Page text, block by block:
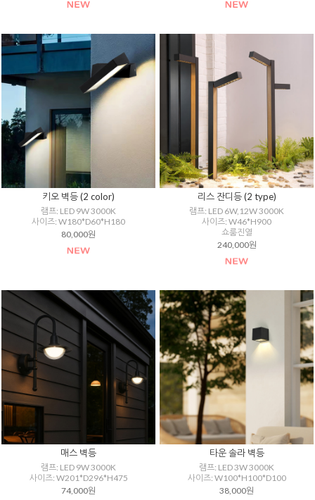
키오 벽등 (2 color)
램프: LED 9W 3000K
사이즈: W180*D60*H180
80,000원
리스 잔디등 (2 type)
램프: LED 6W,12W 3000K
사이즈: W46*H900
쇼룸진열
240,000원
매스 벽등
램프: LED 9W 3000K
사이즈: W201*D296*H475
74,000원
타운 솔라 벽등
램프: LED 3W 3000K
사이즈: W100*H100*D100
38,000원